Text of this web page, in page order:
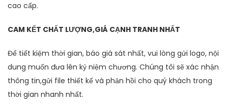
cao cấp.
CAM KẾT CHẤT LƯỢNG,GIÁ CẠNH TRANH NHẤT
Để tiết kiệm thời gian, báo giá sát nhất, vui lòng gửi logo, nội
dung muốn đưa lên kỷ niệm chương. Chúng tôi sẽ xác nhận
thông tin,gửi file thiết kế và phản hồi cho quý khách trong
thời gian nhanh nhất.